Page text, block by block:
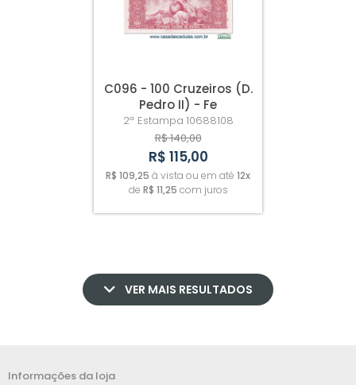
C096 - 100 Cruzeiros (D.
Pedro II) - Fe
2ª Estampa 10688108
R$ 140,00
R$ 115,00
R$ 109,25 à vista ou em até 12x
de R$ 11,25 com juros
VER MAIS RESULTADOS
Informações da loja